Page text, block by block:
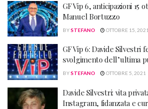
GF Vip 6, anticipazioni 15
Manuel Bortuzzo
BYSTEFANO OTTOBRE 15, 2021
GF Vip 6: Davide Silvestri
svolgimento dell’ultima
BYSTEFANO OTTOBRE 5, 2021
Davide Silvestri: vita
Instagram, fidanzata e